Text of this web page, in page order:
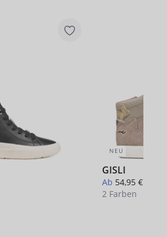
NEU
GISLI
Ab 54,95 €
2 Farben